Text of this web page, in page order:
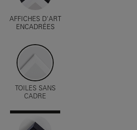
AFFICHES D'ART
ENCADRÉES
TOILES SANS
CADRE